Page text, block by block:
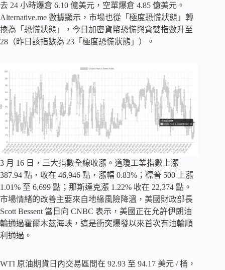
去 24 小時爆倉 6.10 億美元，空單爆倉 4.85 億美元。
Alternative.me 數據顯示，市場也從「極度恐慌狀態」轉
換為「恐慌狀態」，今日加密貨幣恐慌與貪婪指數升至
28（昨日該指數為 23「極度恐慌狀態」）。
3 月 16 日，三大指數全線收漲。道瓊工業指數上漲
387.94 點，收在 46,946 點，漲幅 0.83%；標普 500 上漲
1.01% 至 6,699 點；那斯達克漲 1.22% 收在 22,374 點。
市場情緒的改善主要來自地緣風險降溫，美國財政部長
Scott Bessent 當日向 CNBC 表示，美國正在允許伊朗油
輪通過霍爾木茲海峽，這是衝突爆發以來首次有油輪順
利通過。
WTI 原油期貨日內交易區間在 92.93 至 94.17 美元 / 桶，